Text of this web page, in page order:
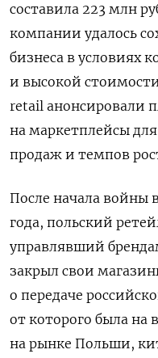
составила 223 млн
компании удалось
бизнеса в условиях
и высокой
retail анонсировали
на маркетплейсы
продаж и темпов
После начала войны
года, польский
управлявший
закрыл свои
о передаче
от которого была на
на рынке Польши,